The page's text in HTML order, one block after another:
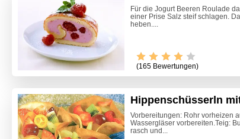
Für die Jogurt Beeren Roulade
einer Prise Salz steif schlagen.
heben....
(165 Bewertungen)
Hippenschüsserln
Vorbereitungen: Rohr vorheizen
Wassergläser vorbereiten.Teig:
rasch und...